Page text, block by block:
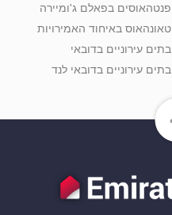
פנטהאוסים בפאלם ג'ומיירה
טאונהאוס באיחוד האמירויות
בתים עירוניים בדובאי
בתים עירוניים בדובאי לנד